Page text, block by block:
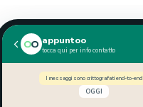
appuntoo
tocca qui per info contatto
I messaggi sono crittografati end-to-end
OGGI